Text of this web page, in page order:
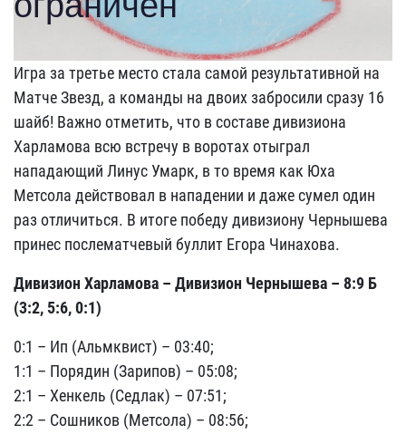
Игра за третье место стала самой результативной на
Матче Звезд, а команды на двоих забросили сразу 16
шайб! Важно отметить, что в составе дивизиона
Харламова всю встречу в воротах отыграл
нападающий Линус Умарк, в то время как Юха
Метсола действовал в нападении и даже сумел один
раз отличиться. В итоге победу дивизиону Чернышева
принес послематчевый буллит Егора Чинахова.
Дивизион Харламова – Дивизион Чернышева – 8:9 Б
(3:2, 5:6, 0:1)
0:1 – Ип (Альмквист) – 03:40;
1:1 – Порядин (Зарипов) – 05:08;
2:1 – Хенкель (Седлак) – 07:51;
2:2 – Сошников (Метсола) – 08:56;